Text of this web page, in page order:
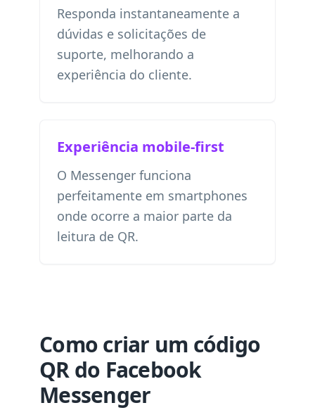
Responda instantaneamente a
dúvidas e solicitações de
suporte, melhorando a
experiência do cliente.
Experiência mobile-first
O Messenger funciona
perfeitamente em smartphones
onde ocorre a maior parte da
leitura de QR.
Como criar um código
QR do Facebook
Messenger